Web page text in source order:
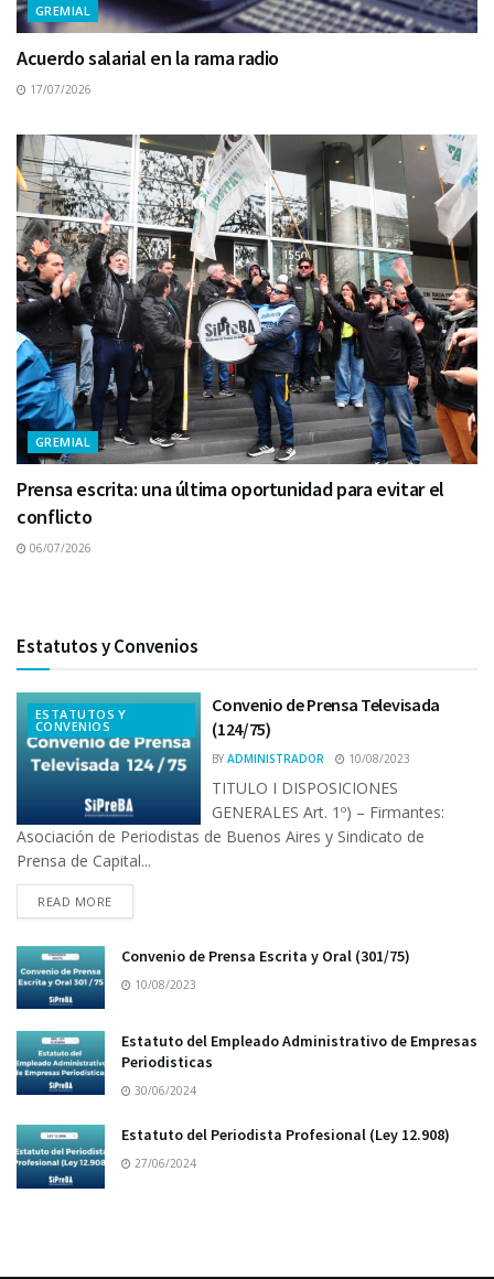
GREMIAL
Acuerdo salarial en la rama radio
17/07/2026
GREMIAL
Prensa escrita: una última oportunidad para evitar el
conflicto
06/07/2026
Estatutos y Convenios
ESTATUTOS Y
CONVENIOS
Convenio de Prensa Televisada
(124/75)
BY ADMINISTRADOR 10/08/2023
TITULO I DISPOSICIONES
GENERALES Art. 1º) – Firmantes:
Asociación de Periodistas de Buenos Aires y Sindicato de
Prensa de Capital...
READ MORE
Convenio de Prensa Escrita y Oral (301/75)
10/08/2023
Estatuto del Empleado Administrativo de Empresas
Periodisticas
30/06/2024
Estatuto del Periodista Profesional (Ley 12.908)
27/06/2024